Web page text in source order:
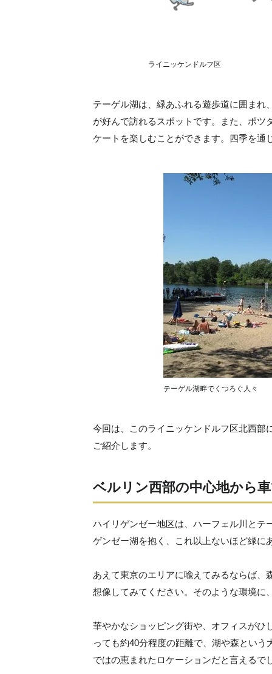
ライニッケンドルフ区
テーゲル湖は、緑あふれる遊歩道に囲ま
が好んで訪れるスポットです。また、ポ
ケートを楽しむことができます。四季を通
テーゲル湖畔でくつろぐ人々
今回は、このライニッケンドルフ区北西部
ご紹介します。
ベルリン西部の中心地から
ハイリゲンゼー地区は、ハーフェル川とテ
ゲンゼー湖を抱く、これ以上ないほど緑に
あえて東京のエリアに喩えてみるならば、
想像してみてください。そのような環境に
華やかなショッピング街や、オフィスがひ
っても約40分程度の距離で、湖や森とい
ではの恵まれたロケーションだと言えるで